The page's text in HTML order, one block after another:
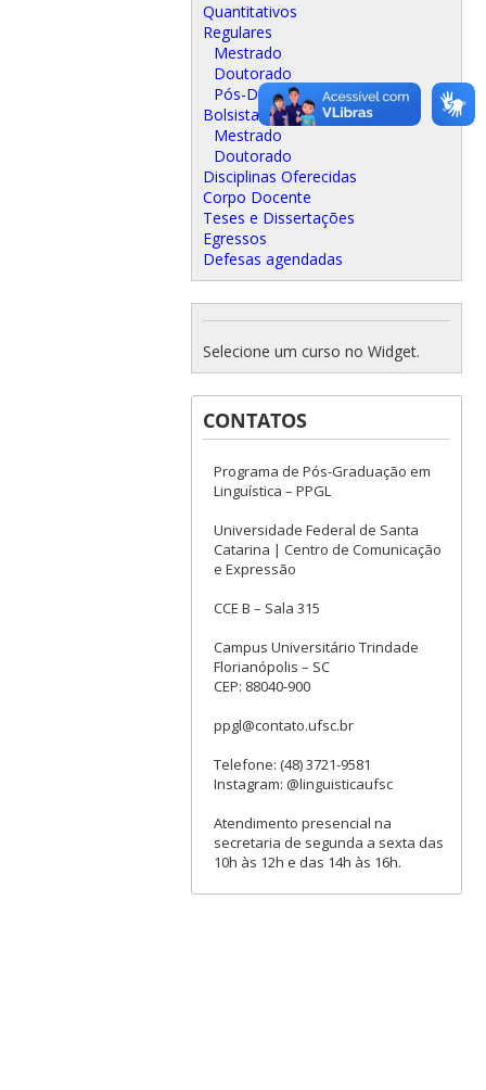
Quantitativos
Regulares
Mestrado
Doutorado
Pós-Doutorado
Bolsistas
Mestrado
Doutorado
Disciplinas Oferecidas
Corpo Docente
Teses e Dissertações
Egressos
Defesas agendadas
Selecione um curso no Widget.
CONTATOS
Programa de Pós-Graduação em
Linguística – PPGL
Universidade Federal de Santa
Catarina | Centro de Comunicação
e Expressão
CCE B – Sala 315
Campus Universitário Trindade
Florianópolis – SC
CEP: 88040-900
ppgl@contato.ufsc.br
Telefone: (48) 3721-9581
Instagram: @linguisticaufsc
Atendimento presencial na
secretaria de segunda a sexta das
10h às 12h e das 14h às 16h.